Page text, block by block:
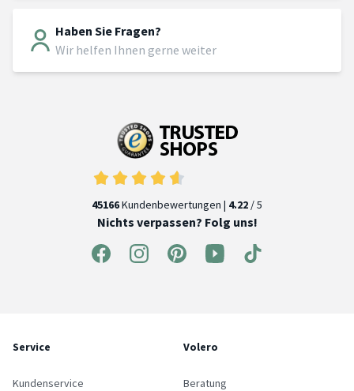
Haben Sie Fragen?
Wir helfen Ihnen gerne weiter
45166Kundenbewertungen | 4.22 / 5
Nichts verpassen? Folg uns!
Service
Kundenservice
Volero
Beratung